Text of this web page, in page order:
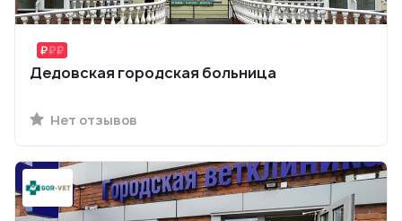
Дедовская городская больница
Нет отзывов